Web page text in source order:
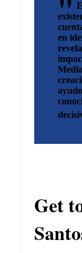
en
Get